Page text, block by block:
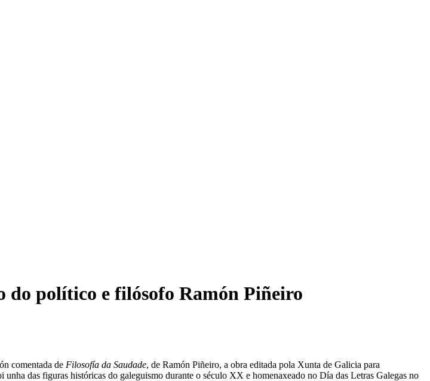
do político e filósofo Ramón Piñeiro
comentada de Filosofía da Saudade, de Ramón Piñeiro, a obra editada pola Xunta de Galicia para
das figuras históricas do galeguismo durante o século XX e homenaxeado no Día das Letras Galegas no